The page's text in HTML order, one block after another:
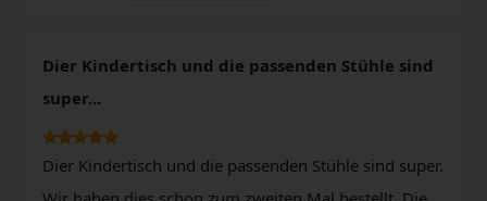
Dier Kindertisch und die passenden Stühle sind
super...
Dier Kindertisch und die passenden Stühle sind super.